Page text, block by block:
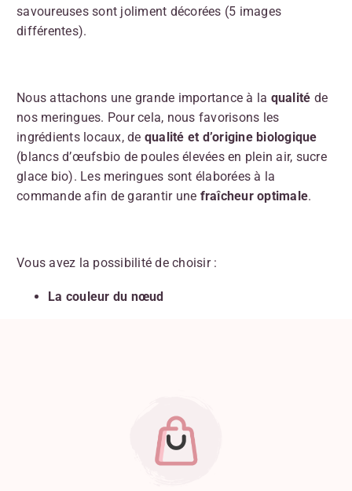
savoureuses sont joliment décorées (5 images
différentes).
Nous attachons une grande importance à la qualité de
nos meringues. Pour cela, nous favorisons les
ingrédients locaux, de qualité et d’origine biologique
(blancs d’œufsbio de poules élevées en plein air, sucre
glace bio). Les meringues sont élaborées à la
commande afin de garantir une fraîcheur optimale.
Vous avez la possibilité de choisir :
La couleur du nœud